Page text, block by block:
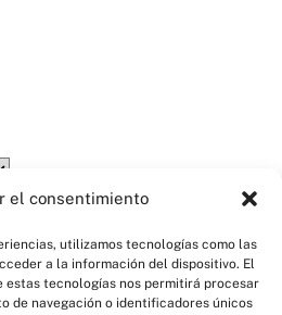
el consentimiento
utilizamos tecnologías como las
a la información del dispositivo. El
estas tecnologías nos permitirá procesar
de navegación o identificadores únicos